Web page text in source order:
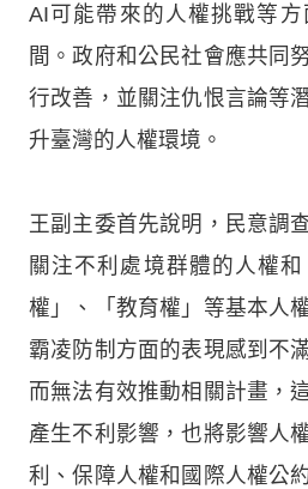
AI可能帶來的人權挑戰等
間。政府和公民社會應共同
行改善，並關注仇恨言論等
升臺灣的人權環境。
王副主委首先說明，民意調
關注不利處境群體的人權
權」、「教育權」等基本人
霸凌防制方面的表現感到不
而無法有效推動相關計畫，
產生不利影響，也將影響人
利、保障人權和國際人權公